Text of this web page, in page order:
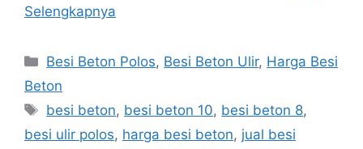
Selengkapnya
Kategori
Besi Beton Polos, Besi Beton Ulir, Harga Besi
Beton
Tag
besi beton, besi beton 10, besi beton 8,
besi ulir polos, harga besi beton, jual besi